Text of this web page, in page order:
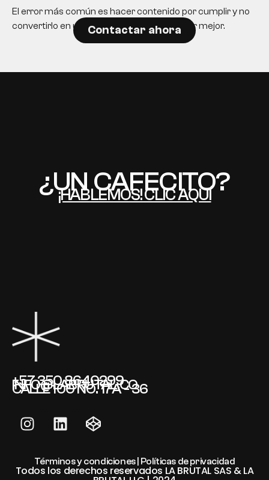
El error más común es hacer contenido por cumplir y no
convertirlo en una herramienta para decidir mejor.
Contactar ahora
¿UN CAFECITO?
¡HABLEMOS! CLIC AQUÍ
+57 350 8640299
INFO@LABRUTAL.CO
CALLE 100 NO. 17A - 36
Términos y condiciones | Políticas de privacidad
Todos los derechos reservados LA BRUTAL SAS & LA